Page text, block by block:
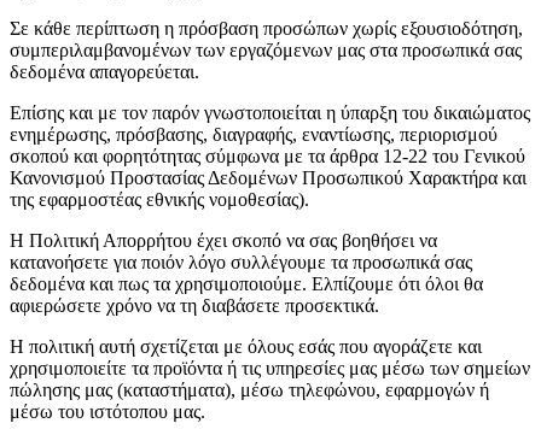
Σε κάθε περίπτωση η πρόσβαση προσώπων χωρίς εξουσιοδότηση,
συμπεριλαμβανομένων των εργαζόμενων μας στα προσωπικά σας
δεδομένα απαγορεύεται.
Επίσης και με τον παρόν γνωστοποιείται η ύπαρξη του δικαιώματος
ενημέρωσης, πρόσβασης, διαγραφής, εναντίωσης, περιορισμού
σκοπού και φορητότητας σύμφωνα με τα άρθρα 12-22 του Γενικού
Κανονισμού Προστασίας Δεδομένων Προσωπικού Χαρακτήρα και
της εφαρμοστέας εθνικής νομοθεσίας).
Η Πολιτική Απορρήτου έχει σκοπό να σας βοηθήσει να
κατανοήσετε για ποιόν λόγο συλλέγουμε τα προσωπικά σας
δεδομένα και πως τα χρησιμοποιούμε. Ελπίζουμε ότι όλοι θα
αφιερώσετε χρόνο να τη διαβάσετε προσεκτικά.
Η πολιτική αυτή σχετίζεται με όλους εσάς που αγοράζετε και
χρησιμοποιείτε τα προϊόντα ή τις υπηρεσίες μας μέσω των σημείων
πώλησης μας (καταστήματα), μέσω τηλεφώνου, εφαρμογών ή
μέσω του ιστότοπου μας.